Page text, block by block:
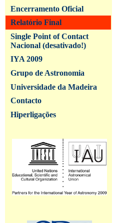
Encerramento Oficial
Relatório Final
Single Point of Contact
Nacional (desativado!)
IYA 2009
Grupo de Astronomia
Universidade da Madeira
Contacto
Hiperligações